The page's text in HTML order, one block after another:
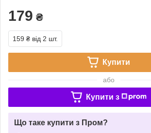
179 ₴
159 ₴ від 2 шт.
Купити
або
Купити з
Що таке купити з Пром?